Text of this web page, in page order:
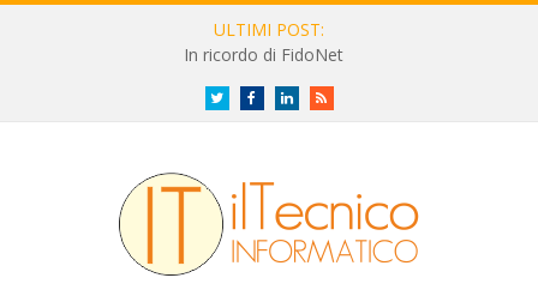
ULTIMI POST:
In ricordo di FidoNet
Twitter FacebookLinkedInRSS